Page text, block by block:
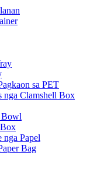
sa PET
nga Clamshell Box
Bowl
nga Papel
Bag